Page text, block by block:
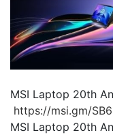
MSI Laptop 20th
https://msi.gm/
MSI Laptop 20th